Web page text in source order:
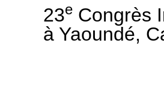
23e Congrès
à Yaoundé,